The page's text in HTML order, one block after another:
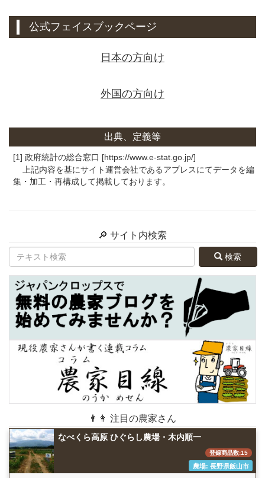
公式フェイスブックページ
日本の方向け
外国の方向け
出典、定義等
[1] 政府統計の総合窓口 [https://www.e-stat.go.jp/]
上記内容を基にサイト運営会社であるアプレスにてデータを編
集・加工・再構成して掲載しております。
🔎 サイト内検索
検索
👨👩 注目の農家さん
なべくら高原 ひぐらし農場・木内順一
登録商品数:15
農場: 長野県飯山市